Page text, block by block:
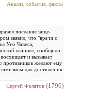
Анализ, события, факты
послание вице-
заявил, что "врачи с
Уго Чавеса,
клинике, сообщили
и вызывает
противников желают ему
для достижения
Сергей Филатов (1796)